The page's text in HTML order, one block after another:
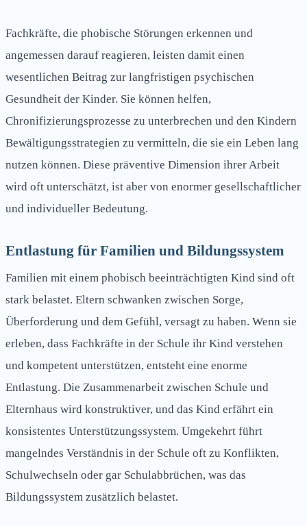
Fachkräfte, die phobische Störungen erkennen und
angemessen darauf reagieren, leisten damit einen
wesentlichen Beitrag zur langfristigen psychischen
Gesundheit der Kinder. Sie können helfen,
Chronifizierungsprozesse zu unterbrechen und den Kindern
Bewältigungsstrategien zu vermitteln, die sie ein Leben lang
nutzen können. Diese präventive Dimension ihrer Arbeit
wird oft unterschätzt, ist aber von enormer gesellschaftlicher
und individueller Bedeutung.
Entlastung für Familien und Bildungssystem
Familien mit einem phobisch beeinträchtigten Kind sind oft
stark belastet. Eltern schwanken zwischen Sorge,
Überforderung und dem Gefühl, versagt zu haben. Wenn sie
erleben, dass Fachkräfte in der Schule ihr Kind verstehen
und kompetent unterstützen, entsteht eine enorme
Entlastung. Die Zusammenarbeit zwischen Schule und
Elternhaus wird konstruktiver, und das Kind erfährt ein
konsistentes Unterstützungssystem. Umgekehrt führt
mangelndes Verständnis in der Schule oft zu Konflikten,
Schulwechseln oder gar Schulabbrüchen, was das
Bildungssystem zusätzlich belastet.